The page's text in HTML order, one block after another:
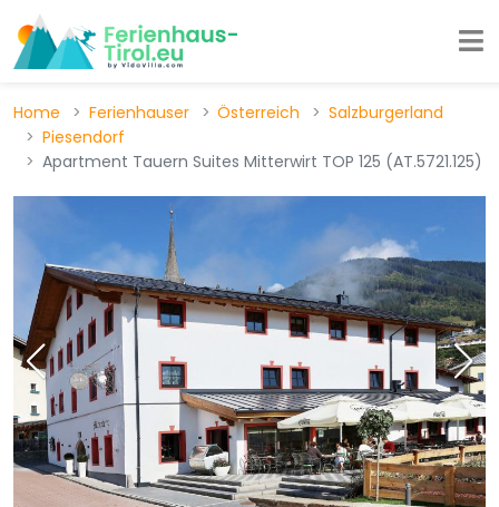
Home Ferienhauser Österreich
Salzburgerland
Piesendorf
Apartment Tauern Suites Mitterwirt TOP 125 (AT.5721.125)